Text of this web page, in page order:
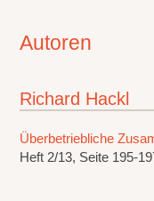
Autoren
Richard Hackl
Überbetriebliche
Heft 2/13, Seite 195-